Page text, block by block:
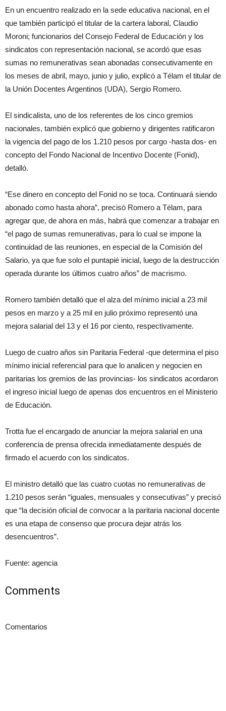
En un encuentro realizado en la sede educativa nacional, en el
que también participó el titular de la cartera laboral, Claudio
Moroni; funcionarios del Consejo Federal de Educación y los
sindicatos con representación nacional, se acordó que esas
sumas no remunerativas sean abonadas consecutivamente en
los meses de abril, mayo, junio y julio, explicó a Télam el titular de
la Unión Docentes Argentinos (UDA), Sergio Romero.
El sindicalista, uno de los referentes de los cinco gremios
nacionales, también explicó que gobierno y dirigentes ratificaron
la vigencia del pago de los 1.210 pesos por cargo -hasta dos- en
concepto del Fondo Nacional de Incentivo Docente (Fonid),
detalló.
“Ese dinero en concepto del Fonid no se toca. Continuará siendo
abonado como hasta ahora”, precisó Romero a Télam, para
agregar que, de ahora en más, habrá que comenzar a trabajar en
“el pago de sumas remunerativas, para lo cual se impone la
continuidad de las reuniones, en especial de la Comisión del
Salario, ya que fue solo el puntapié inicial, luego de la destrucción
operada durante los últimos cuatro años” de macrismo.
Romero también detalló que el alza del mínimo inicial a 23 mil
pesos en marzo y a 25 mil en julio próximo representó una
mejora salarial del 13 y el 16 por ciento, respectivamente.
Luego de cuatro años sin Paritaria Federal -que determina el piso
mínimo inicial referencial para que lo analicen y negocien en
paritarias los gremios de las provincias- los sindicatos acordaron
el ingreso inicial luego de apenas dos encuentros en el Ministerio
de Educación.
Trotta fue el encargado de anunciar la mejora salarial en una
conferencia de prensa ofrecida inmediatamente después de
firmado el acuerdo con los sindicatos.
El ministro detalló que las cuatro cuotas no remunerativas de
1.210 pesos serán “iguales, mensuales y consecutivas” y precisó
que “la decisión oficial de convocar a la paritaria nacional docente
es una etapa de consenso que procura dejar atrás los
desencuentros”.
Fuente: agencia
Comments
Comentarios